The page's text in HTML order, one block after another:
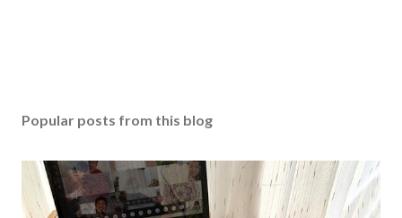
Popular posts from this blog